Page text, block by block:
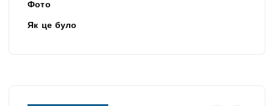
Фото
Як це було